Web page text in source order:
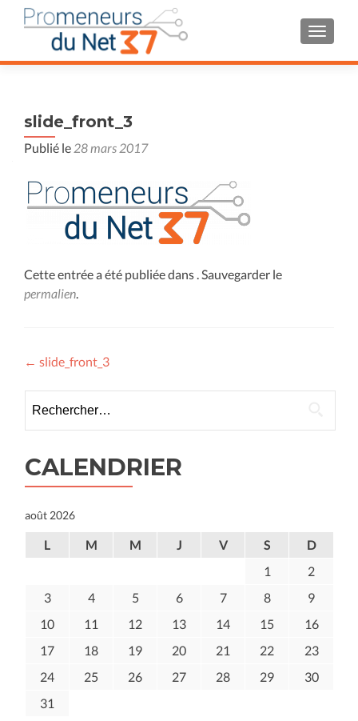
slide_front_3
Publié le 28 mars 2017
Cette entrée a été publiée dans . Sauvegarder le
permalien.
Navigation
des
articles
← slide_front_3
CALENDRIER
août 2026
L M M J V S
D
1
2
3
4 5 6 7 8
9
10
11 12 13 14 15
16
17
18 19 20 21 22
23
24
25 26 27 28 29
30
31